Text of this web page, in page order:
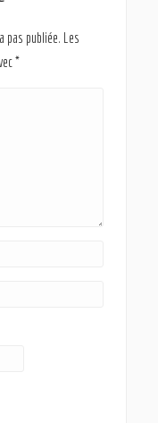
pas publiée. Les
*